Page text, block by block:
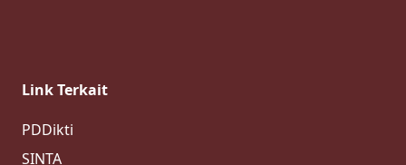
Link Terkait
PDDikti
SINTA